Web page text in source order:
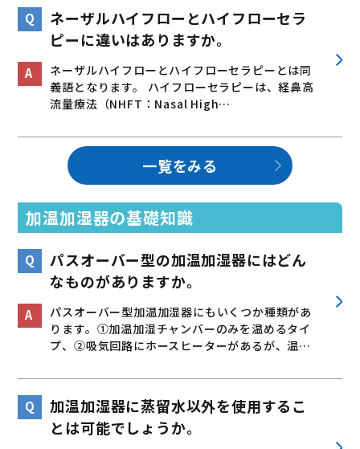
ネーザルハイフローとハイフローセラ
ピーに違いはありますか。
ネーザルハイフローとハイフローセラピーとは同
義語となります。 ハイフローセラピーは、経鼻高
流量療法（NHFT：Nasal High…
一覧をみる
加温加湿器の基礎知識
パスオーバー型の加温加湿器にはどん
なものがありますか。
パスオーバー型加温加湿器にもいくつか種類があ
ります。①加温加湿チャンバーのみを温めるタイ
プ、②吸気回路にホースヒーターがあるが、温…
加温加湿器に蒸留水以外を使用するこ
とは可能でしょうか。